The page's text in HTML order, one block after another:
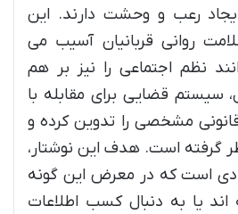
رعب و وحشت دارند. این
روانی قربانیان آسیب می
نظم اجتماعی را نیز بر هم
سیستم قضایی برای مقابله با
مشخصی را تدوین کرده و
گرفته است. هدف این نوشتار،
است که در معرض این گونه
اند یا به دنبال کسب اطلاعات